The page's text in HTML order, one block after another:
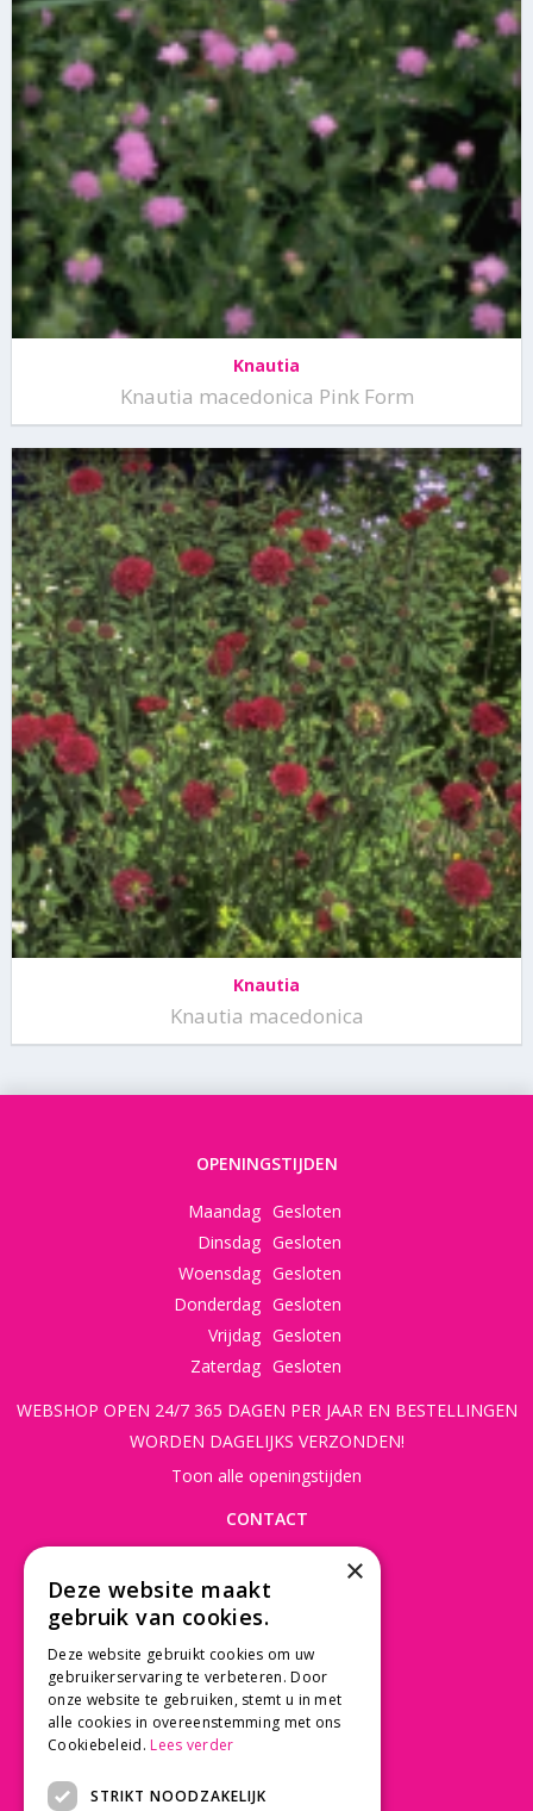
Knautia
Knautia macedonica Pink Form
Knautia
Knautia macedonica
OPENINGSTIJDEN
Maandag Gesloten
Dinsdag Gesloten
Woensdag Gesloten
Donderdag Gesloten
Vrijdag Gesloten
Zaterdag Gesloten
WEBSHOP OPEN 24/7 365 DAGEN PER JAAR EN BESTELLINGEN
WORDEN DAGELIJKS VERZONDEN!
Toon alle openingstijden
CONTACT
3997 MK 't Goy
030 - 60 11 365
info@tuincentrumdebruijn.nl
×
Deze website maakt
gebruik van cookies.
Deze website gebruikt cookies om uw
gebruikerservaring te verbeteren. Door
onze website te gebruiken, stemt u in met
alle cookies in overeenstemming met ons
Cookiebeleid. Lees verder
STRIKT NOODZAKELIJK